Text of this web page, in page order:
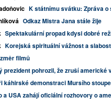
K státnímu svátku: Zpráva
Odkaz Mistra Jana stále žije
Spektakulární propad kdysi dobré
Korejská spirituální vážnost a
filmů
prezident pohrozil, že zruší americké
káhirské demonstraci Mursího
a USA zahájí oficiální rozhovory o